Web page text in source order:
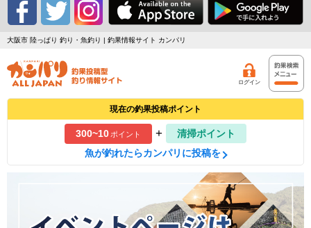
大阪市 陸っぱり 釣り・魚釣り | 釣果情報サイト カンパリ
ログイン
現在の釣果投稿ポイント
300~10ポイント +
清掃ポイント
魚が釣れたらカンパリに投稿を